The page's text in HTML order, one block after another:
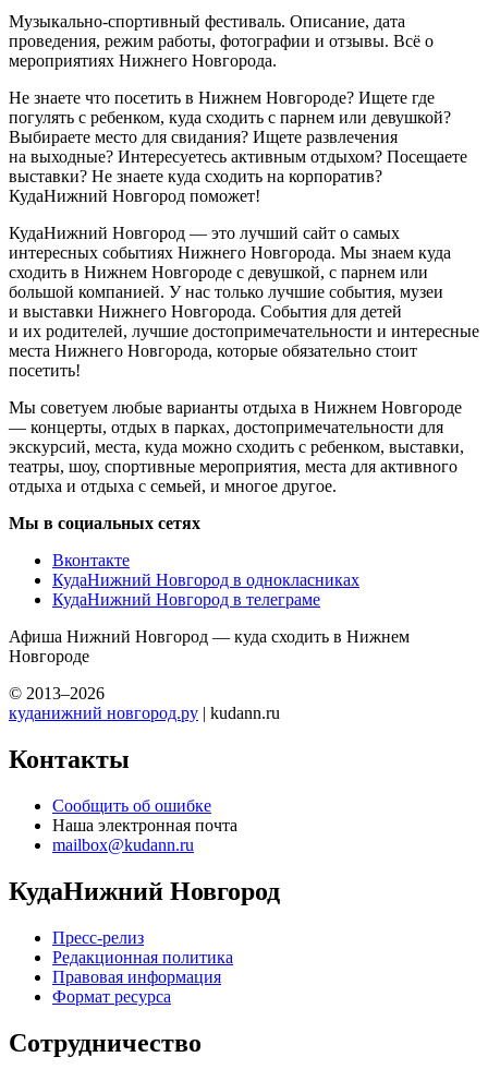
Музыкально-спортивный фестиваль. Описание, дата
проведения, режим работы, фотографии и отзывы. Всё о
мероприятиях Нижнего Новгорода.
Не знаете что посетить в Нижнем Новгороде? Ищете где
погулять с ребенком, куда сходить с парнем или девушкой?
Выбираете место для свидания? Ищете развлечения
на выходные? Интересуетесь активным отдыхом? Посещаете
выставки? Не знаете куда сходить на корпоратив?
КудаНижний Новгород поможет!
КудаНижний Новгород — это лучший сайт о самых
интересных событиях Нижнего Новгорода. Мы знаем куда
сходить в Нижнем Новгороде с девушкой, с парнем или
большой компанией. У нас только лучшие события, музеи
и выставки Нижнего Новгорода. События для детей
и их родителей, лучшие достопримечательности и интересные
места Нижнего Новгорода, которые обязательно стоит
посетить!
Мы советуем любые варианты отдыха в Нижнем Новгороде
— концерты, отдых в парках, достопримечательности для
экскурсий, места, куда можно сходить с ребенком, выставки,
театры, шоу, спортивные мероприятия, места для активного
отдыха и отдыха с семьей, и многое другое.
Мы в социальных сетях
Вконтакте
КудаНижний Новгород в однокласниках
КудаНижний Новгород в телеграме
Афиша Нижний Новгород — куда сходить в Нижнем
Новгороде
© 2013–2026
куданижний новгород.ру | kudann.ru
Контакты
Сообщить об ошибке
Наша электронная почта
mailbox@kudann.ru
КудаНижний Новгород
Пресс-релиз
Редакционная политика
Правовая информация
Формат ресурса
Сотрудничество